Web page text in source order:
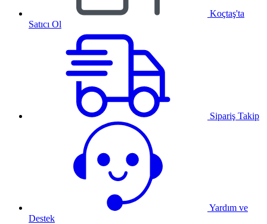
Koçtaş'ta
Satıcı Ol
Sipariş Takip
Yardım ve
Destek